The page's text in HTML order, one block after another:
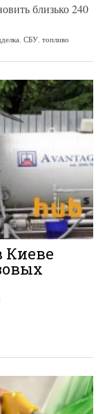
близько 240
СБУ топливо
Киеве